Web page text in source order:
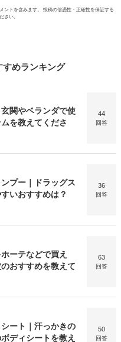
ントを含みます。 投稿の信憑性・正確性を保証する
さい。
すめランキング
関やベランダで使
を教えてくださ
44
回答
プー｜ドラッグス
いおすすめは？
36
回答
ーテなどで買え
おすすめを教えて
63
回答
ート｜汗っかきの
ディシートを教え
50
回答